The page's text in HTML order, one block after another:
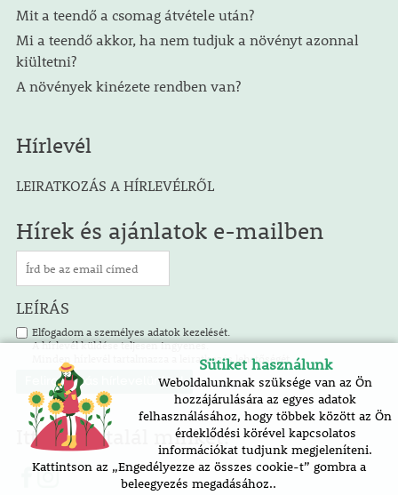
Mit a teendő a csomag átvétele után?
Mi a teendő akkor, ha nem tudjuk a növényt azonnal
kiültetni?
A növények kinézete rendben van?
Hírlevél
LEIRATKOZÁS A HÍRLEVÉLRŐL
Hírek és ajánlatok e-mailben
LEÍRÁS
Elfogadom a személyes adatok kezelését.
A hírlevél küldése teljesen ingyenes.
Minden hírlevél tartalmazza a leiratkozás lehetőségét.
Itt is megtalál minket!
Sütiket használunk
Weboldalunknak szüksége van az Ön
hozzájárulására az egyes adatok
felhasználásához, hogy többek között az Ön
érdeklődési körével kapcsolatos
információkat tudjunk megjeleníteni.
Kattintson az „Engedélyezze az összes cookie-t” gombra a
beleegyezés megadásához..